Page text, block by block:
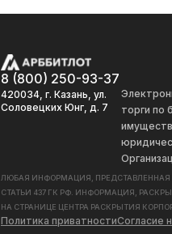
8 (800) 250-93-37
420034, г. Казань, ул.
Соловецких Юнг, д. 7
торги по
ЛЮБАЯ ИНФОРМАЦИЯ,
СТАТЬИ 437 ГК РФ. ИНФОРМАЦИЯ,
НА СТРАНИЦЕ ЦЕНТРА РАСКРЫТИЯ
Политика приватностиСогласие